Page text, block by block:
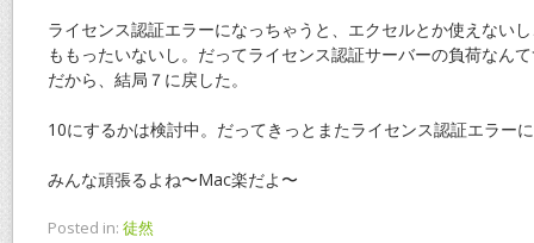
ライセンス認証エラーになっちゃうと、エクセルとか使えない
ももったいないし。だってライセンス認証サーバーの負荷なん
だから、結局７に戻した。
10にするかは検討中。だってきっとまたライセンス認証エラー
みんな頑張るよね〜Mac楽だよ〜
Posted in: 徒然